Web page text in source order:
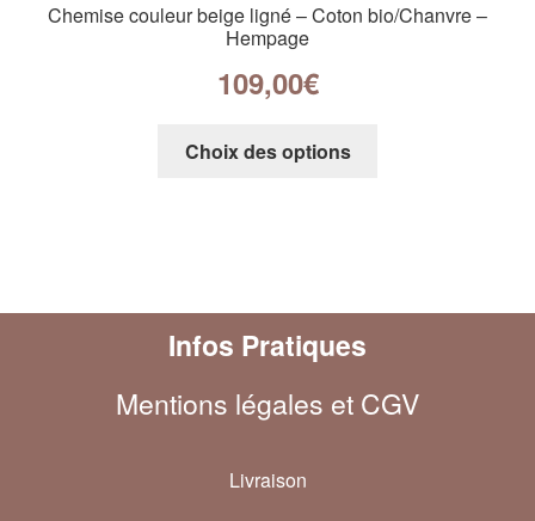
Chemise couleur beige ligné – Coton bio/Chanvre –
Hempage
109,00€
Choix des options
Infos Pratiques
Mentions légales et CGV
Livraison